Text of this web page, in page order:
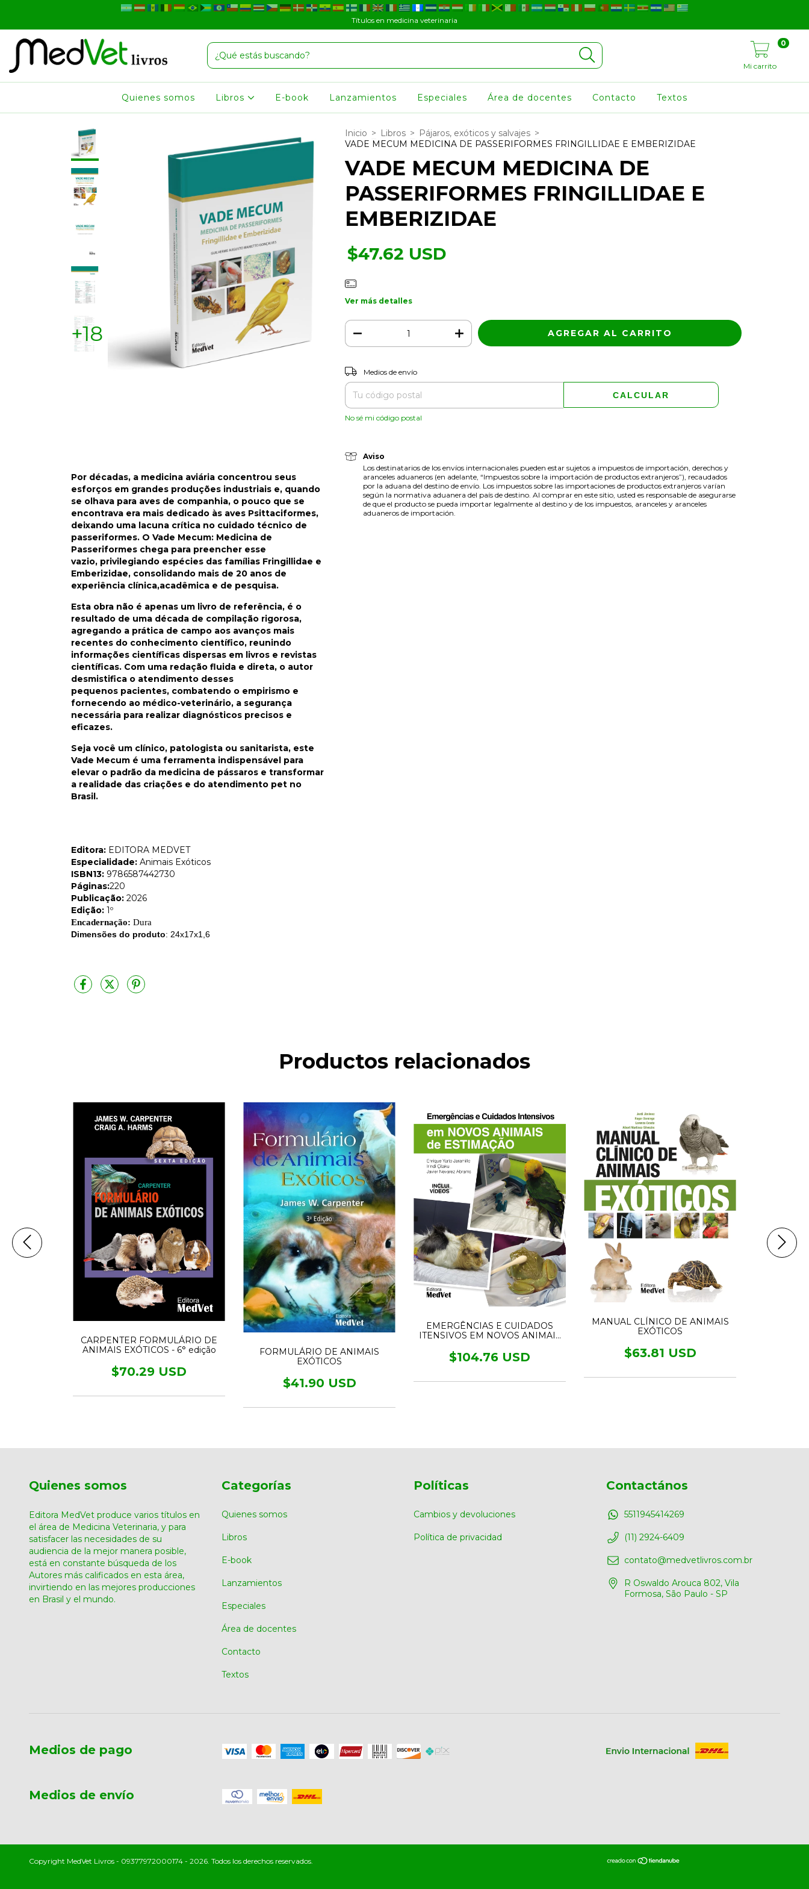
Títulos en medicina veterinaria
Mi carrito
0
Quienes somos Libros E-book Lanzamientos Especiales Área de docentes Contacto Textos
+18
Por décadas, a medicina aviária concentrou seus
esforços em grandes produções industriais e, quando
se olhava para aves de companhia, o pouco que se
encontrava era mais dedicado às aves Psittaciformes,
deixando uma lacuna crítica no cuidado técnico de
passeriformes. O Vade Mecum: Medicina de
Passeriformes chega para preencher esse
vazio, privilegiando espécies das famílias Fringillidae e
Emberizidae, consolidando mais de 20 anos de
experiência clínica,acadêmica e de pesquisa.
Esta obra não é apenas um livro de referência, é o
resultado de uma década de compilação rigorosa,
agregando a prática de campo aos avanços mais
recentes do conhecimento científico, reunindo
informações científicas dispersas em livros e revistas
científicas. Com uma redação fluida e direta, o autor
desmistifica o atendimento desses
pequenos pacientes, combatendo o empirismo e
fornecendo ao médico-veterinário, a segurança
necessária para realizar diagnósticos precisos e
eficazes.
Seja você um clínico, patologista ou sanitarista, este
Vade Mecum é uma ferramenta indispensável para
elevar o padrão da medicina de pássaros e transformar
a realidade das criações e do atendimento pet no
Brasil.
Editora: EDITORA MEDVET
Especialidade: Animais Exóticos
ISBN13: 9786587442730
Páginas:220
Publicação: 2026
Edição: 1º
Encadernação: Dura
Dimensões do produto: 24x17x1,6
Inicio > Libros > Pájaros, exóticos y salvajes >
VADE MECUM MEDICINA DE PASSERIFORMES FRINGILLIDAE E EMBERIZIDAE
VADE MECUM MEDICINA DE
PASSERIFORMES FRINGILLIDAE E
EMBERIZIDAE
$47.62 USD
Ver más detalles
Entregas para el CP:
Medios de envío
CALCULAR
No sé mi código postal
Aviso
Los destinatarios de los envíos internacionales pueden estar sujetos a impuestos de importación, derechos y
aranceles aduaneros (en adelante, “Impuestos sobre la importación de productos extranjeros”), recaudados
por la aduana del destino de envío. Los impuestos sobre las importaciones de productos extranjeros varían
según la normativa aduanera del país de destino. Al comprar en este sitio, usted es responsable de asegurarse
de que el producto se pueda importar legalmente al destino y de los impuestos, aranceles y aranceles
aduaneros de importación.
Productos relacionados
CARPENTER FORMULÁRIO DE
ANIMAIS EXÓTICOS - 6° edição
$70.29 USD
FORMULÁRIO DE ANIMAIS
EXÓTICOS
$41.90 USD
EMERGÊNCIAS E CUIDADOS
ITENSIVOS EM NOVOS ANIMAIS
$104.76 USD
MANUAL CLÍNICO DE ANIMAIS
EXÓTICOS
$63.81 USD
Quienes somos
Editora MedVet produce varios títulos en
el área de Medicina Veterinaria, y para
satisfacer las necesidades de su
audiencia de la mejor manera posible,
está en constante búsqueda de los
Autores más calificados en esta área,
invirtiendo en las mejores producciones
en Brasil y el mundo.
Categorías
Quienes somos
Libros
E-book
Lanzamientos
Especiales
Área de docentes
Contacto
Textos
Políticas
Cambios y devoluciones
Política de privacidad
Contactános
5511945414269
(11) 2924-6409
contato@medvetlivros.com.br
R Oswaldo Arouca 802, Vila
Formosa, São Paulo - SP
Medios de pago
Medios de envío
Copyright MedVet Livros - 09377972000174 - 2026. Todos los derechos reservados.